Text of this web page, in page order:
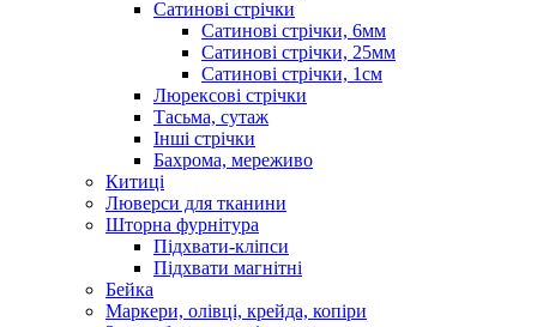
Сатинові стрічки
Сатинові стрічки, 6мм
Сатинові стрічки, 25мм
Сатинові стрічки, 1см
Люрексові стрічки
Тасьма, сутаж
Інші стрічки
Бахрома, мереживо
Китиці
Люверси для тканини
Шторна фурнітура
Підхвати-кліпси
Підхвати магнітні
Бейка
Маркери, олівці, крейда, копіри